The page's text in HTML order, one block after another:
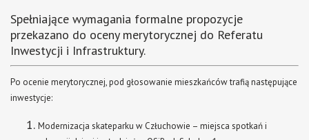
Spełniające wymagania formalne propozycje
przekazano do oceny merytorycznej do Referatu
Inwestycji i Infrastruktury.
Po ocenie merytorycznej, pod głosowanie mieszkańców trafią następujące
inwestycje:
Modernizacja skateparku w Człuchowie – miejsca spotkań i